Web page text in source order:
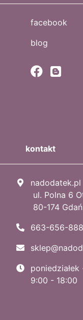
facebook
blog
kontakt
nadodatek.pl
ul. Polna 6
80-174
663-656-888
9:00 - 18:00